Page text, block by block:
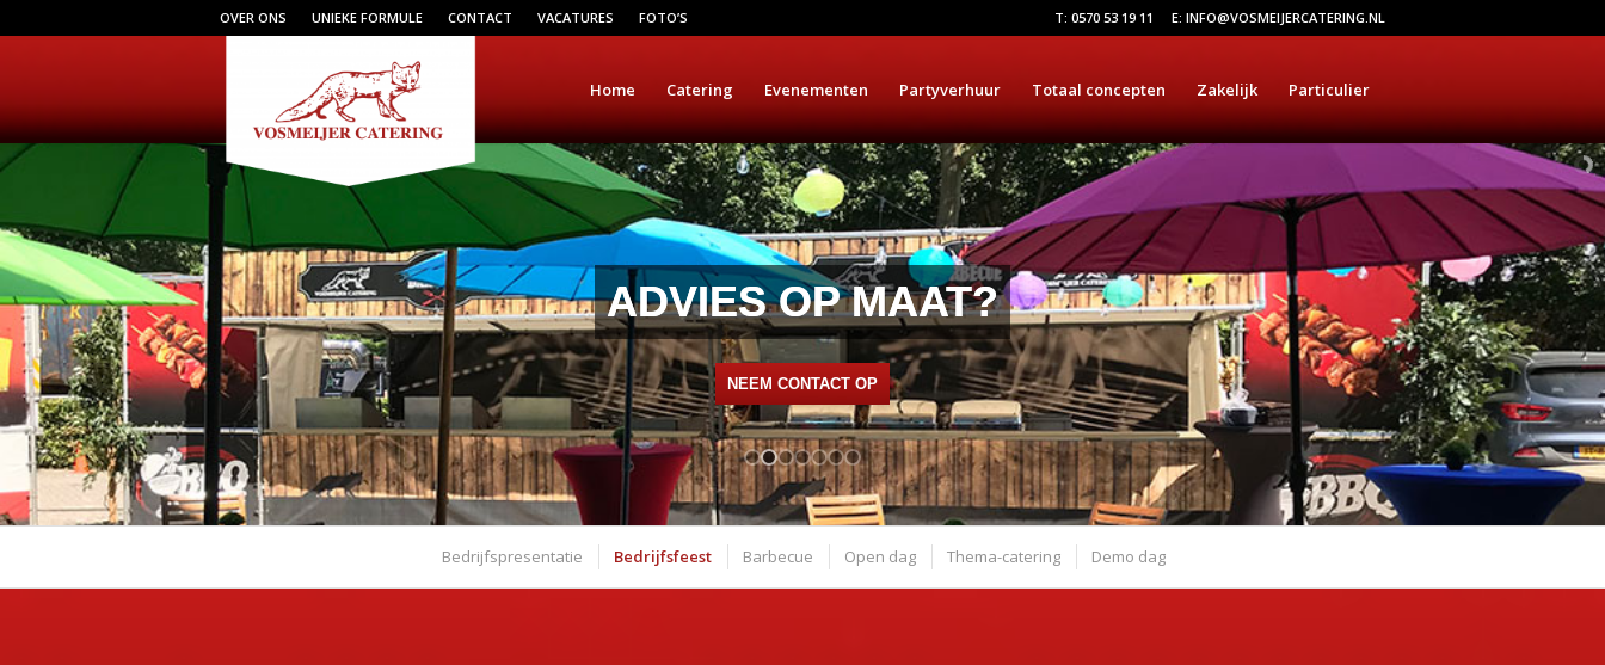
OVER ONS UNIEKE FORMULE CONTACT VACATURES FOTO’S T: 0570 53 19 11 E: INFO@VOSMEIJERCATERING.NL
Home Catering Evenementen Partyverhuur Totaal concepten Zakelijk Particulier
ADVIES OP MAAT?
NEEM CONTACT OP
Bedrijfspresentatie Bedrijfsfeest Barbecue Open dag Thema-catering Demo dag